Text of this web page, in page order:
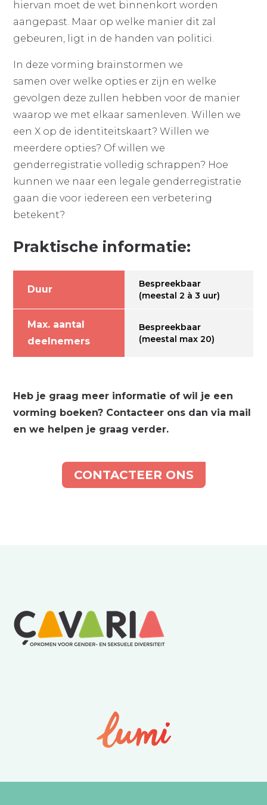
hiervan moet de wet binnenkort worden
aangepast. Maar op welke manier dit zal
gebeuren, ligt in de handen van politici.
In deze vorming brainstormen we
samen over welke opties er zijn en welke
gevolgen deze zullen hebben voor de manier
waarop we met elkaar samenleven. Willen we
een X op de identiteitskaart? Willen we
meerdere opties? Of willen we
genderregistratie volledig schrappen? Hoe
kunnen we naar een legale genderregistratie
gaan die voor iedereen een verbetering
betekent?
Praktische informatie:
Duur
Bespreekbaar
(meestal 2 à 3 uur)
Max. aantal
deelnemers
Bespreekbaar
(meestal max 20)
Heb je graag meer informatie of wil je een
vorming boeken? Contacteer ons dan via mail
en we helpen je graag verder.
CONTACTEER ONS